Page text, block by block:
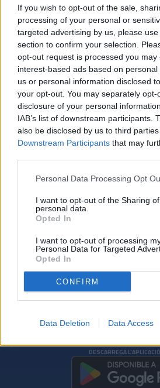
If you wish to opt-out of the sale,
processing of your personal or
targeted advertising by us, please
section to confirm your selection.
opt-out request is processed you may
interest-based ads based on
us or personal information disclosed
your opt-out. You may separately
disclosure of your personal
IAB’s list of downstream participants.
also be disclosed by us to third
Downstream Participants that may
Personal Data Processing Opt
I want to opt-out of the Sharing
personal data.
Opted In
I want to opt-out of processing
Personal Data for Targeted
Opted In
CONFIRM
Data Deletion Data Access
Notícies relacionades
Accident per
PRIMER EQUIP
Enes Sali, talent
tricolor
PRIMER EQUIP
Acord amb el
PRIMER EQUIP
L'Andorra és
PRIMER EQUIP
DESCARREGA